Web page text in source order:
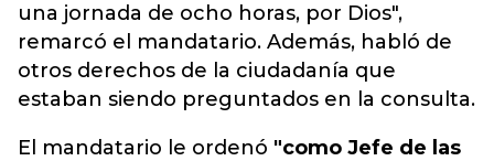
una jornada de ocho horas, por Dios",
remarcó el mandatario. Además, habló de
otros derechos de la ciudadanía que
estaban siendo preguntados en la consulta.
El mandatario le ordenó "como Jefe de las